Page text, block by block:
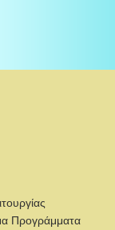
Προγράμματα